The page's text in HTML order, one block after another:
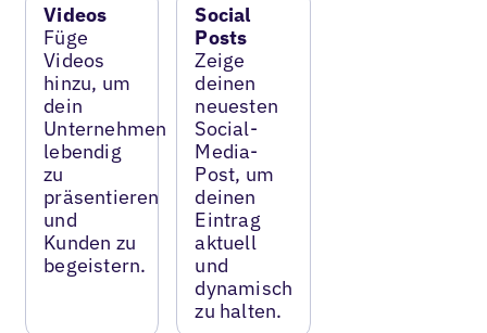
Videos
Füge
Videos
hinzu, um
dein
Unternehmen
lebendig
zu
präsentieren
und
Kunden zu
begeistern.
Social
Posts
Zeige
deinen
neuesten
Social-
Media-
Post, um
deinen
Eintrag
aktuell
und
dynamisch
zu halten.